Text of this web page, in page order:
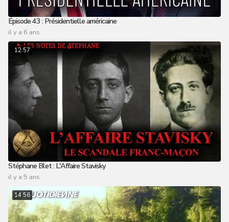
Épisode 43 : Présidentielle américaine
il y a 6 ans
12:57
Stéphane Blet : L'Affaire Stavisky
il y a 5 ans
14:56